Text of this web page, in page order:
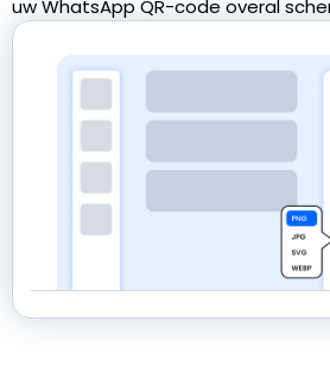
uw WhatsApp QR-code overal